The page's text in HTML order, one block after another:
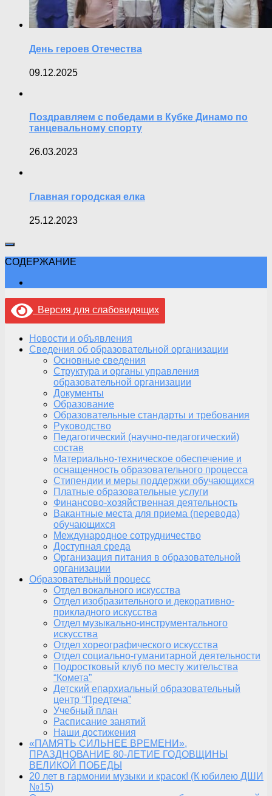
День героев Отечества
09.12.2025
Поздравляем с победами в Кубке Динамо по
танцевальному спорту
26.03.2023
Главная городская елка
25.12.2023
СОДЕРЖАНИЕ
Версия для слабовидящих
Новости и объявления
Сведения об образовательной организации
Основные сведения
Структура и органы управления
образовательной организации
Документы
Образование
Образовательные стандарты и требования
Руководство
Педагогический (научно-педагогический)
состав
Материально-техническое обеспечение и
оснащенность образовательного процесса
Стипендии и меры поддержки обучающихся
Платные образовательные услуги
Финансово-хозяйственная деятельность
Вакантные места для приема (перевода)
обучающихся
Международное сотрудничество
Доступная среда
Организация питания в образовательной
организации
Образовательный процесс
Отдел вокального искусства
Отдел изобразительного и декоративно-
прикладного искусства
Отдел музыкально-инструментального
искусства
Отдел хореографического искусства
Отдел социально-гуманитарной деятельности
Подростковый клуб по месту жительства
“Комета”
Детский епархиальный образовательный
центр “Предтеча”
Учебный план
Расписание занятий
Наши достижения
«ПАМЯТЬ СИЛЬНЕЕ ВРЕМЕНИ»,
ПРАЗДНОВАНИЕ 80-ЛЕТИЕ ГОДОВЩИНЫ
ВЕЛИКОЙ ПОБЕДЫ
20 лет в гармонии музыки и красок! (К юбилею ДШИ
№15)